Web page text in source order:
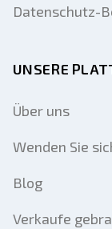
Datenschutz-
UNSERE
Über uns
Wenden Sie
Blog
Verkaufe